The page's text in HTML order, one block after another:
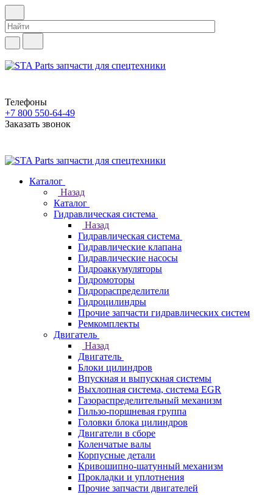
Телефоны
+7 800 550-64-49
Заказать звонок
Каталог
Назад
Каталог
Гидравлическая система
Назад
Гидравлическая система
Гидравлические клапана
Гидравлические насосы
Гидроаккумуляторы
Гидромоторы
Гидрораспределители
Гидроцилиндры
Прочие запчасти гидравлических систем
Ремкомплекты
Двигатель
Назад
Двигатель
Блоки цилиндров
Впускная и выпускная системы
Выхлопная система, система EGR
Газораспределительный механизм
Гильзо-поршневая группа
Головки блока цилиндров
Двигатели в сборе
Коленчатые валы
Корпусные детали
Кривошипно-шатунный механизм
Прокладки и уплотнения
Прочие запчасти двигателей